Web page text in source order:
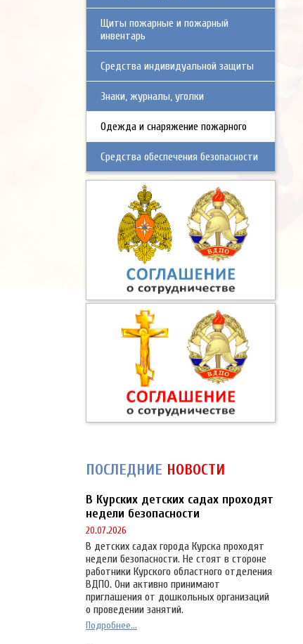
Щиты пожарные и пожарный
инвентарь
Средства индивидуальной защиты
Знаки, журналы, уголки
Одежда и снаряжение пожарного
Средства обеспечения безопасности
ПОСЛЕДНИЕ НОВОСТИ
В Курских детских садах проходят
недели безопасности
20.07.2026
В детских садах города Курска проходят
недели безопасности. Не стоят в стороне
работники Курского областного отделения
ВДПО. Они активно принимают
приглашения от дошкольных организаций
о проведении занятий.
Подробнее...